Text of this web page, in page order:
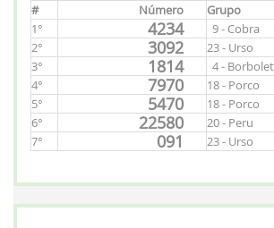
# Número
Grupo
1°
4234
9 - Cobra
2°
3092
23 - Urso
3°
1814
4 -
4°
7970
18 - Porco
5°
5470
18 - Porco
6°
22580
20 - Peru
7°
091 23 - Urso